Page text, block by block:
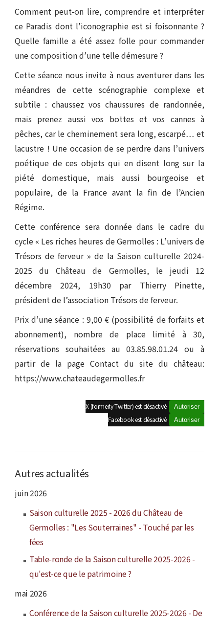
Comment peut-on lire, comprendre et interpréter
ce Paradis dont l’iconographie est si foisonnante ?
Quelle famille a été assez folle pour commander
une composition d’une telle démesure ?
Cette séance nous invite à nous aventurer dans les
méandres de cette scénographie complexe et
subtile : chaussez vos chaussures de randonnée,
mais prenez aussi vos bottes et vos cannes à
pêches, car le cheminement sera long, escarpé… et
lacustre ! Une occasion de se perdre dans l’univers
poétique de ces objets qui en disent long sur la
piété domestique, mais aussi bourgeoise et
populaire, de la France avant la fin de l’Ancien
Régime.
Cette conférence sera donnée dans le cadre du
cycle « Les riches heures de Germolles : L’univers de
Trésors de ferveur » de la Saison culturelle 2024-
2025 du Château de Germolles, le jeudi 12
décembre 2024, 19h30 par Thierry Pinette,
président de l’association Trésors de ferveur.
Prix d’une séance : 9,00 € (possibilité de forfaits et
abonnement), nombre de place limité à 30,
réservations souhaitées au 03.85.98.01.24 ou à
partir de la page Contact du site du château:
https://www.chateaudegermolles.fr
X (formerly Twitter) est désactivé. Autoriser
Facebook est désactivé. Autoriser
Autres actualités
juin 2026
Saison culturelle 2025 - 2026 du Château de
Germolles : "Les Souterraines" - Touché par les
fées
Table-ronde de la Saison culturelle 2025-2026 -
qu'est-ce que le patrimoine ?
mai 2026
Conférence de la Saison culturelle 2025-2026 - De